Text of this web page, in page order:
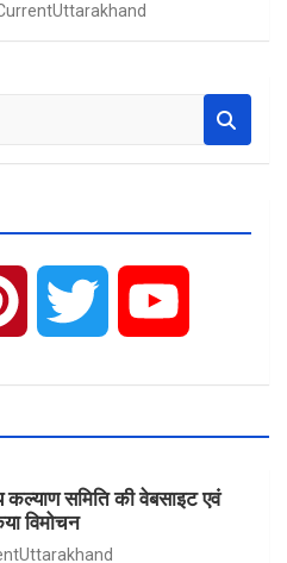
n
t
i u
कल्याण समिति की वेबसाइट एवं
विमोचन